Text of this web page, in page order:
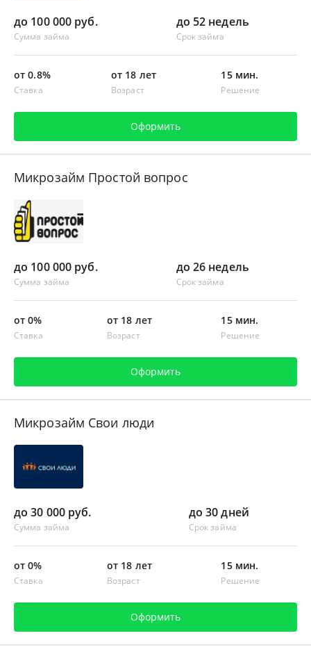
до 100 000 руб.
Сумма займа
до 52 недель
Срок займа
от 0.8%
Ставка
от 18 лет
Возраст
15 мин.
Решение
Оформить
Микрозайм Простой вопрос
до 100 000 руб.
Сумма займа
до 26 недель
Срок займа
от 0%
Ставка
от 18 лет
Возраст
15 мин.
Решение
Оформить
Микрозайм Свои люди
до 30 000 руб.
Сумма займа
до 30 дней
Срок займа
от 0%
Ставка
от 18 лет
Возраст
15 мин.
Решение
Оформить